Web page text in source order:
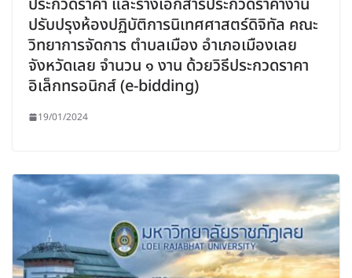
ปรับปรุงห้องปฏิบัติการนิเทศศาสตร์ดิจิทัล คณะ
วิทยาการจัดการ ตำบลเมือง อำเภอเมืองเลย
จังหวัดเลย จำนวน ๑ งาน ด้วยวิธีประกวดราคา
อิเล็กทรอนิกส์ (e-bidding)
19/01/2024